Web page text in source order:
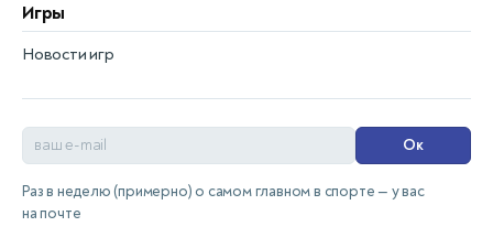
Игры
Новости игр
Ок
Раз в неделю (примерно) о самом главном в спорте — у вас
на почте